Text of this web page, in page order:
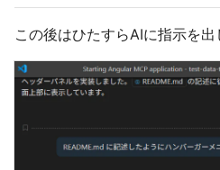
この後はひたすらAIに指示を出